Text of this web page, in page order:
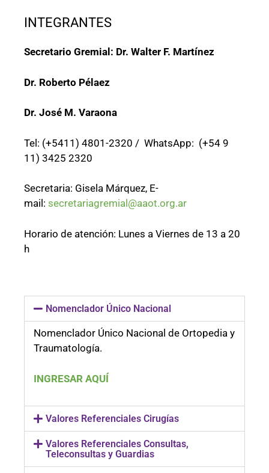
INTEGRANTES
Secretario Gremial: Dr. Walter F. Martínez
Dr. Roberto Pélaez
Dr. José M. Varaona
Tel: (+5411) 4801-2320 / WhatsApp: (+54 9
11) 3425 2320
Secretaria: Gisela Márquez, E-
mail: secretariagremial@aaot.org.ar
Horario de atención: Lunes a Viernes de 13 a 20
h
Nomenclador Único Nacional
Nomenclador Único Nacional de Ortopedia y
Traumatología.
INGRESAR AQUÍ
Valores Referenciales Cirugías
Valores Referenciales Consultas,
Teleconsultas y Guardias